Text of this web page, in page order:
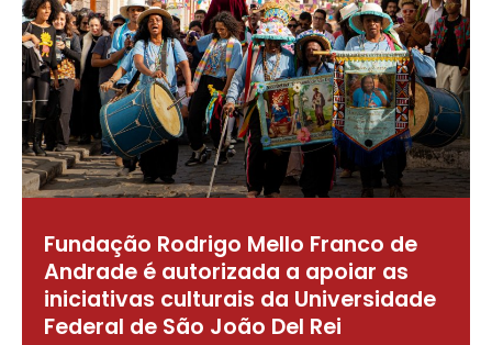
Fundação Rodrigo Mello Franco de
Andrade é autorizada a apoiar as
iniciativas culturais da Universidade
Federal de São João Del Rei